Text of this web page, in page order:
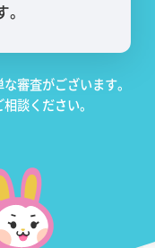
審査がございます。
談ください。